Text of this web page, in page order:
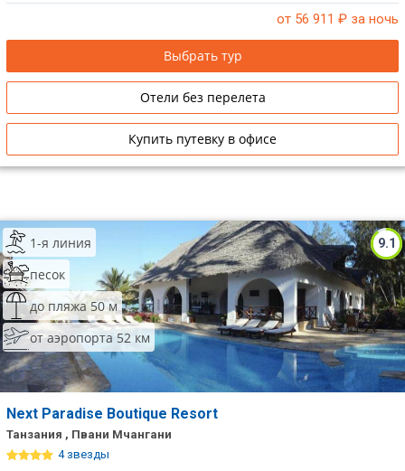
от 56 911 ₽ за ночь
Выбрать тур
Отели без перелета
Купить путевку в офисе
9.1
1-я линия
песок
до пляжа 50 м
от аэропорта 52 км
Next Paradise Boutique Resort
Танзания , Пвани Мчангани
4 звезды